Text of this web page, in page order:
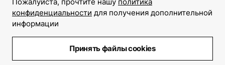
Политика конфиденциальности
Все права защищены
конфиденциальности для получения дополнительной
информации
Принять файлы cookies